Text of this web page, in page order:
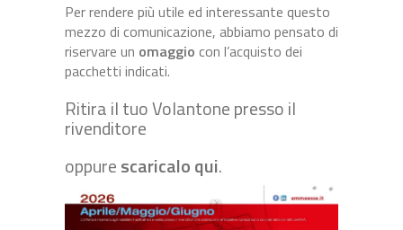
Per rendere più utile ed interessante questo
mezzo di comunicazione, abbiamo pensato di
riservare un omaggio con l’acquisto dei
pacchetti indicati.
Ritira il tuo Volantone presso il
rivenditore
oppurescaricalo qui.